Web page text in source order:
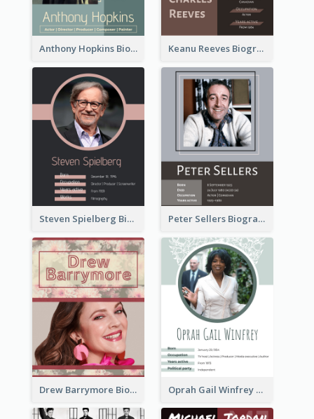
Anthony Hopkins Biography Keanu Reeves Biography
Steven Spielberg Biography Peter Sellers Biography
Drew Barrymore Biography Oprah Gail Winfrey Biography